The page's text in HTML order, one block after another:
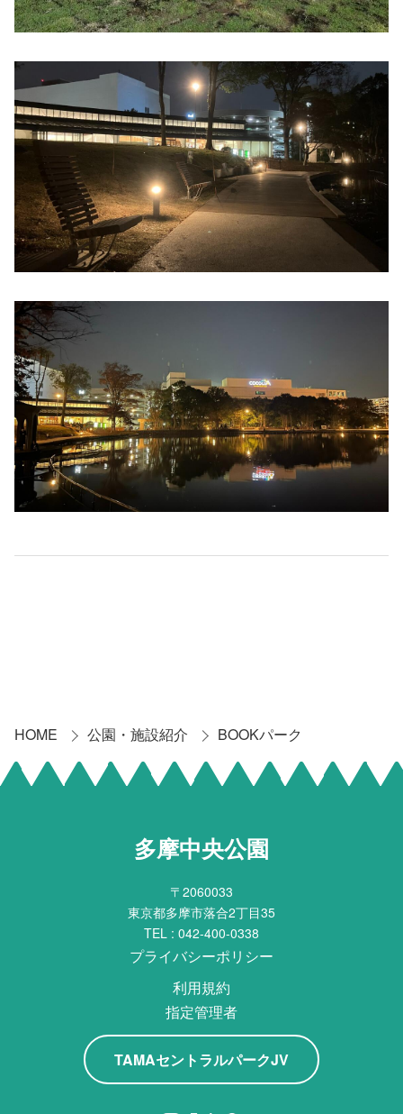
HOME 公園・施設紹介 BOOKパーク
多摩中央公園
〒2060033
東京都多摩市落合2丁目35
TEL : 042-400-0338
プライバシーポリシー
利用規約
指定管理者
TAMAセントラルパークJV